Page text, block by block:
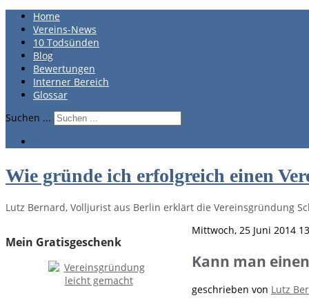
Home
Vereins-News
10 Todsünden
Blog
Bewertungen
Interner Bereich
Glossar
Suchen ...
Wie gründe ich erfolgreich einen
Lutz Bernard, Volljurist aus Berlin erklärt die Vereinsgründung
Mein Gratisgeschenk
Mittwoch, 25 Juni 2014
Kann man
geschrieben von Lutz